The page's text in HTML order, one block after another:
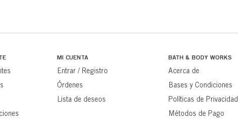
MI CUENTA
Entrar / Registro
Órdenes
Lista de deseos
BATH & BODY WORKS
Acerca de
Bases y Condiciones
Políticas de Privacidad
Métodos de Pago